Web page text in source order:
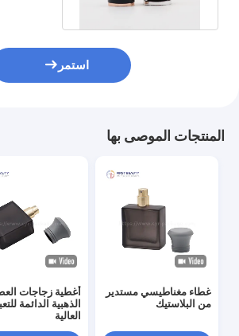
استمر
المنتجات الموصى بها
غطاء مغناطيسي مستدير
من البلاستيك
أغطية زجاجات
الذهبية الدائمة
العالية